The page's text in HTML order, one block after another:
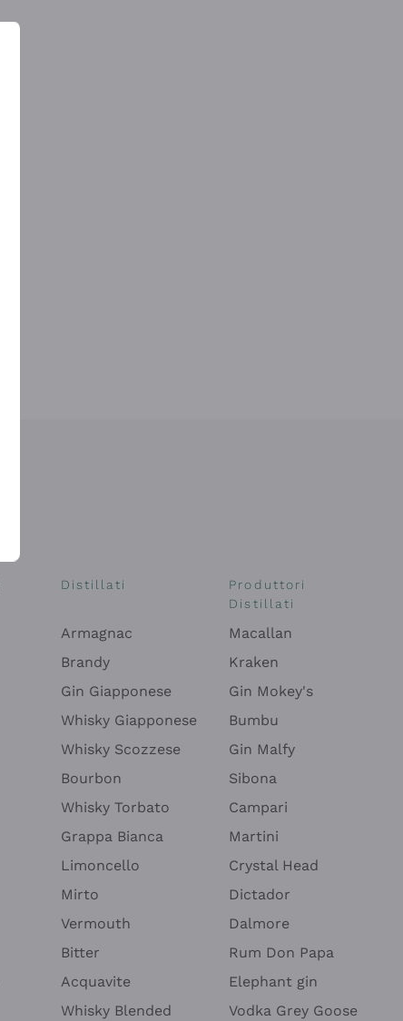
Distillati
Armagnac
Brandy
Gin Giapponese
Whisky Giapponese
Whisky Scozzese
Bourbon
Whisky Torbato
Grappa Bianca
Limoncello
Mirto
Vermouth
Bitter
Acquavite
Whisky Blended
Produttori
Distillati
Macallan
Kraken
Gin Mokey's
Bumbu
Gin Malfy
Sibona
Campari
Martini
Crystal Head
Dictador
Dalmore
Rum Don Papa
Elephant gin
Vodka Grey Goose